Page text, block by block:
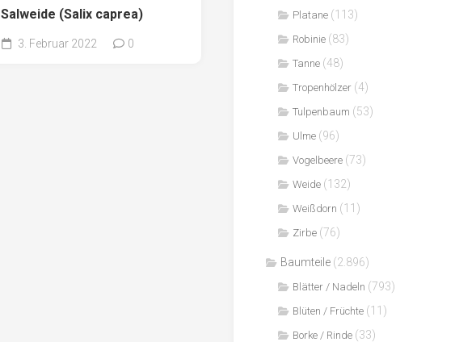
Salweide (Salix caprea)
3. Februar 2022 0
Platane (113)
Robinie (83)
Tanne (48)
Tropenhölzer (4)
Tulpenbaum (53)
Ulme (96)
Vogelbeere (73)
Weide (132)
Weißdorn (11)
Zirbe (76)
Baumteile (2.896)
Blätter / Nadeln (793)
Blüten / Früchte (11)
Borke / Rinde (33)